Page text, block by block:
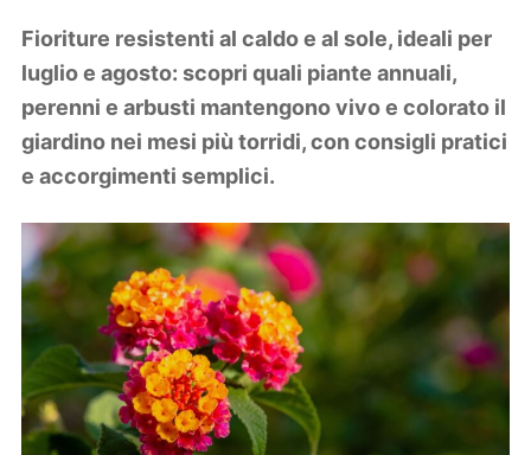
Viaggi
Zodiaco
Fioriture resistenti al caldo e al sole, ideali per
luglio e agosto: scopri quali piante annuali,
perenni e arbusti mantengono vivo e colorato il
giardino nei mesi più torridi, con consigli pratici
e accorgimenti semplici.